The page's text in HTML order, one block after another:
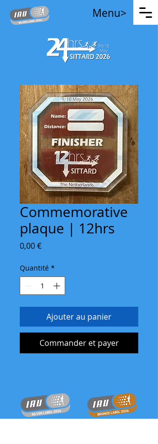
Menu>
Commemorative
plaque | 12hrs
0,00 €Prix
Quantité *
Ajouter au panier
Commander et payer